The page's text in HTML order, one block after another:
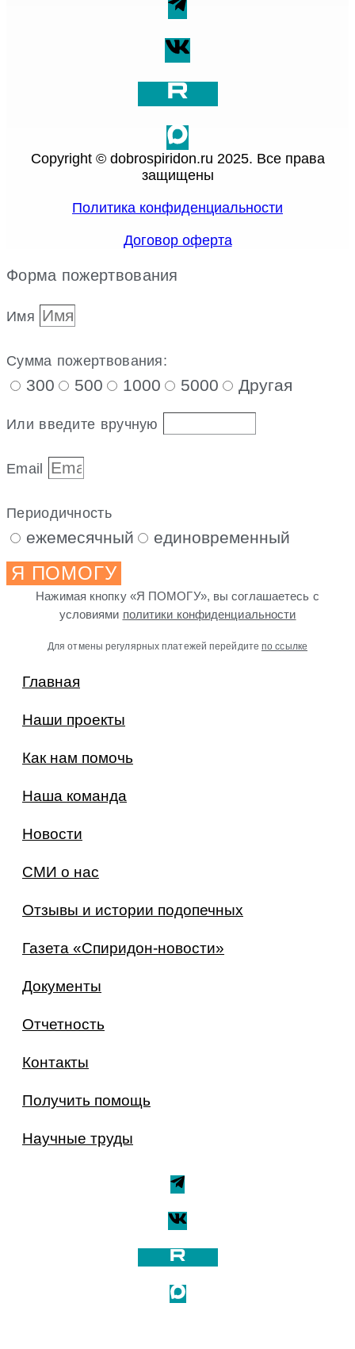
Copyright © dobrospiridon.ru 2025. Все права
защищены
Политика конфиденциальности
Договор оферта
Форма пожертвования
Имя
Сумма пожертвования:
300 500 1000 5000 Другая
Или введите вручную
Email
Периодичность
ежемесячный единовременный
Я ПОМОГУ
Нажимая кнопку «Я ПОМОГУ», вы соглашаетесь с
условиями политики конфиденциальности
Для отмены регулярных платежей перейдитепо ссылке
Главная
Наши проекты
Как нам помочь
Наша команда
Новости
СМИ о нас
Отзывы и истории подопечных
Газета «Спиридон-новости»
Документы
Отчетность
Контакты
Получить помощь
Научные труды